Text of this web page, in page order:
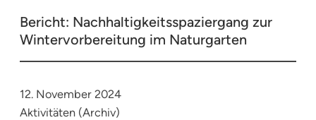
Bericht: Nachhaltigkeitsspaziergang zur
Wintervorbereitung im Naturgarten
12. November 2024
Aktivitäten (Archiv)